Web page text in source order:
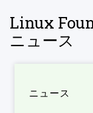
Linux
ニュース
ニュース